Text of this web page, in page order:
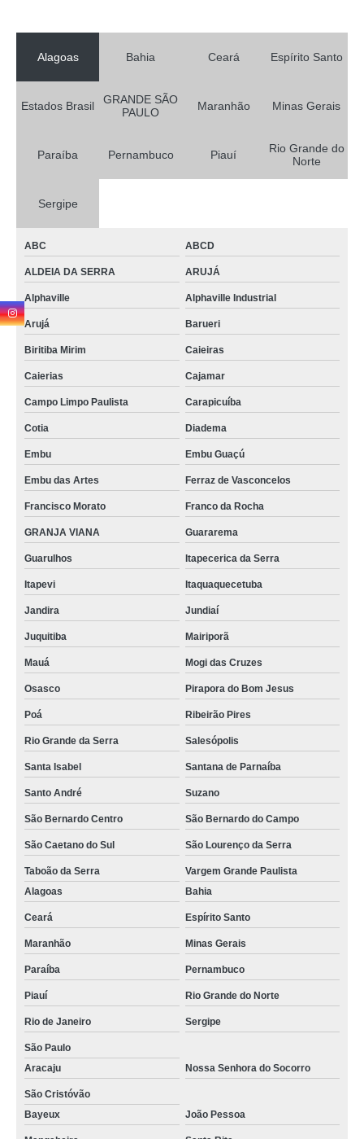
Alagoas Bahia Ceará Espírito Santo
Estados Brasil
GRANDE SÃO
PAULO
Maranhão Minas Gerais
Paraíba Pernambuco Piauí
Rio Grande do
Norte
Sergipe
ABC ABCD
ALDEIA DA SERRA ARUJÁ
Alphaville Alphaville Industrial
Arujá Barueri
Biritiba Mirim Caieiras
Caierias Cajamar
Campo Limpo Paulista Carapicuíba
Cotia Diadema
Embu Embu Guaçú
Embu das Artes Ferraz de Vasconcelos
Francisco Morato Franco da Rocha
GRANJA VIANA Guararema
Guarulhos Itapecerica da Serra
Itapevi Itaquaquecetuba
Jandira Jundiaí
Juquitiba Mairiporã
Mauá Mogi das Cruzes
Osasco Pirapora do Bom Jesus
Poá Ribeirão Pires
Rio Grande da Serra Salesópolis
Santa Isabel Santana de Parnaíba
Santo André Suzano
São Bernardo Centro São Bernardo do Campo
São Caetano do Sul São Lourenço da Serra
Taboão da Serra
Vargem Grande Paulista
Alagoas
Bahia
Ceará Espírito Santo
Maranhão Minas Gerais
Paraíba Pernambuco
Piauí Rio Grande do Norte
Rio de Janeiro Sergipe
São Paulo
Aracaju
Nossa Senhora do Socorro
São Cristóvão
Bayeux
João Pessoa